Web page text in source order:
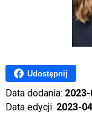
Udostępnij
Data dodania:
Data edycji: 2023-